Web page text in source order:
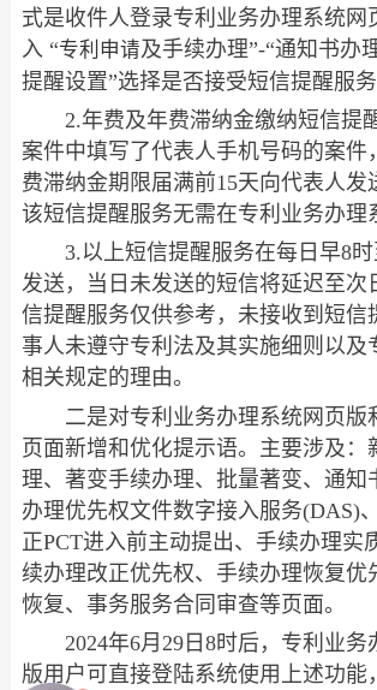
式是收件人登录专利业务办理系统网
入 “专利申请及手续办理”-“通知书办
提醒设置”选择是否接受短信提醒服务
2.年费及年费滞纳金缴纳短信提
案件中填写了代表人手机号码的案件
费滞纳金期限届满前15天向代表人发
该短信提醒服务无需在专利业务办理
3.以上短信提醒服务在每日早8时
发送，当日未发送的短信将延迟至次
信提醒服务仅供参考，未接收到短信
事人未遵守专利法及其实施细则以及
相关规定的理由。
二是对专利业务办理系统网页版
页面新增和优化提示语。主要涉及：
理、著变手续办理、批量著变、通知
办理优先权文件数字接入服务(DAS)
正PCT进入前主动提出、手续办理实
续办理改正优先权、手续办理恢复优
恢复、事务服务合同审查等页面。
2024年6月29日8时后，专利业务
版用户可直接登陆系统使用上述功能